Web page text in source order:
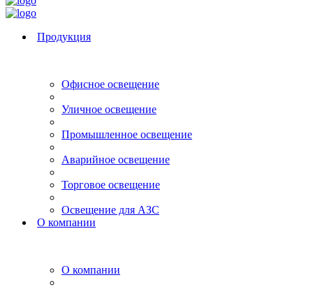
Продукция
Офисное освещение
Уличное освещение
Промышленное освещение
Аварийное освещение
Торговое освещение
Освещение для АЗС
О компании
О компании